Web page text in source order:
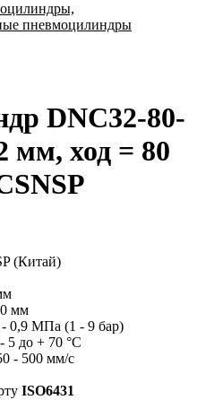
пневмоцилиндры
DNC32-80-
мм, ход = 80
(Китай)
мм
- 0,9 МПа (1 - 9 бар)
5 до + 70 °C
- 500 мм/с
ISO6431